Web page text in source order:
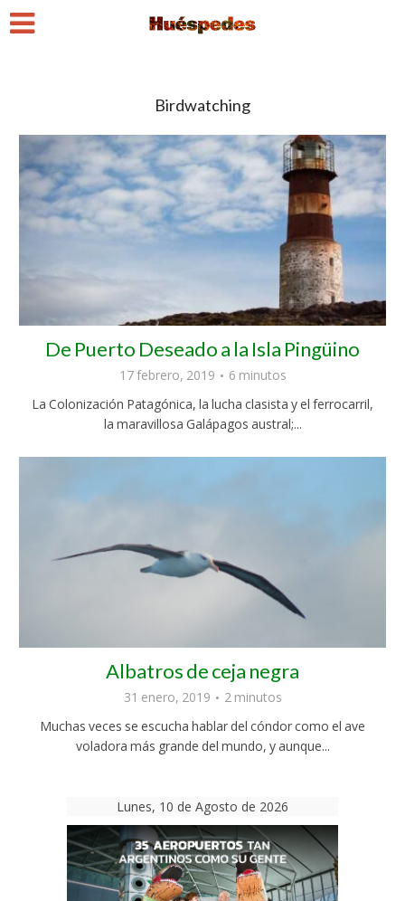
Birdwatching
De Puerto Deseado a la Isla Pingüino
17 febrero, 2019
6 minutos
La Colonización Patagónica, la lucha clasista y el ferrocarril,
la maravillosa Galápagos austral;...
Albatros de ceja negra
31 enero, 2019
2 minutos
Muchas veces se escucha hablar del cóndor como el ave
voladora más grande del mundo, y aunque...
Lunes, 10 de Agosto de 2026